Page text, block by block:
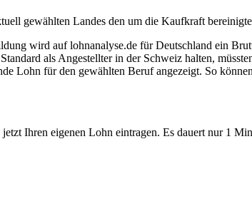
gewählten Landes den um die Kaufkraft
wird auf lohnanalyse.de für Deutschland ein
als Angestellter in der Schweiz halten,
Lohn für den gewählten Beruf angezeigt. So
Ihren eigenen Lohn eintragen. Es dauert nur 1